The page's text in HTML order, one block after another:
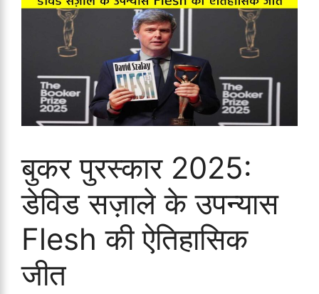
बुकर पुरस्कार 2025:
डेविड सज़ाले के उपन्यास
Flesh की ऐतिहासिक
जीत